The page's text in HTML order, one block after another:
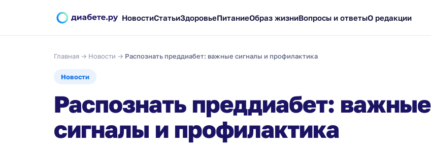
НовостиСтатьиЗдоровьеПитаниеОбраз жизниВопросы и ответыО редакции
Главная → Новости → Распознать преддиабет: важные сигналы и профилактика
Новости
Распознать преддиабет: важные
сигналы и профилактика